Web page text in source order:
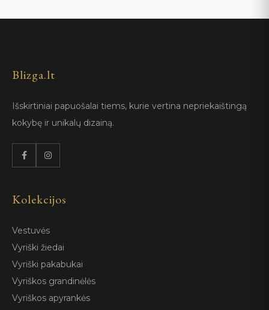
Blizga.lt
Išskirtiniai papuošalai tiems, kurie vertina nepriekaištingą
kokybę ir unikalų dizainą.
Kolekcijos
Vestuvės
Vyriški žiedai
Vyriški pakabukai
Vyriškos grandinėlės
Vyriškos apyrankės